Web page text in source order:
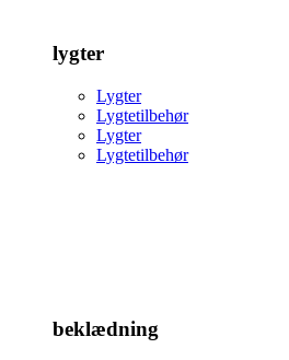
lygter
Lygter
Lygtetilbehør
Lygter
Lygtetilbehør
beklædning